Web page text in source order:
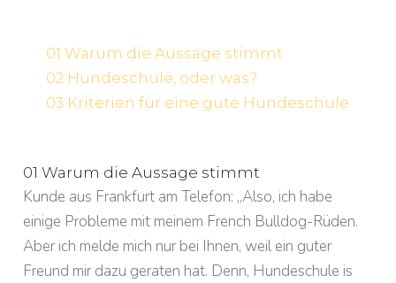
01 Warum die Aussage stimmt
02 Hundeschule, oder was?
03 Kriterien für eine gute Hundeschule
01 Warum die Aussage stimmt
Kunde aus Frankfurt am Telefon: „Also, ich habe
einige Probleme mit meinem French Bulldog-Rüden.
Aber ich melde mich nur bei Ihnen, weil ein guter
Freund mir dazu geraten hat. Denn, Hundeschule is